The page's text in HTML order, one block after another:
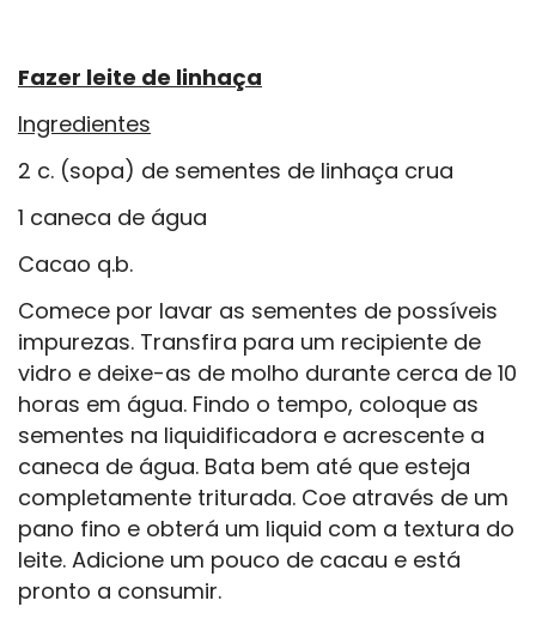
Fazer leite de linhaça
Ingredientes
2 c. (sopa) de sementes de linhaça crua
1 caneca de água
Cacao q.b.
Comece por lavar as sementes de possíveis
impurezas. Transfira para um recipiente de
vidro e deixe-as de molho durante cerca de 10
horas em água. Findo o tempo, coloque as
sementes na liquidificadora e acrescente a
caneca de água. Bata bem até que esteja
completamente triturada. Coe através de um
pano fino e obterá um liquid com a textura do
leite. Adicione um pouco de cacau e está
pronto a consumir.